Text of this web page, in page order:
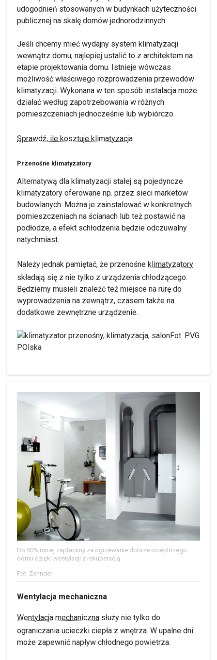
udogodnień stosowanych w budynkach użyteczności
publicznej na skalę domów jednorodzinnych.
Jeśli chcemy mieć wydajny system klimatyzacji
wewnątrz domu, najlepiej ustalić to z architektem na
etapie projektowania domu. Istnieje wówczas
możliwość właściwego rozprowadzenia przewodów
klimatyzacji. Wykonana w ten sposób instalacja może
działać według zapotrzebowania w różnych
pomieszczeniach jednocześnie lub wybiórczo.
Sprawdź, ile kosztuje klimatyzacja
Przenośne klimatyzatory
Alternatywą dla klimatyzacji stałej są pojedyncze
klimatyzatory oferowane np. przez sieci marketów
budowlanych. Można je zainstalować w konkretnych
pomieszczeniach na ścianach lub też postawić na
podłodze, a efekt schłodzenia będzie odczuwalny
natychmiast.
Należy jednak pamiętać, że przenośne klimatyzatory
składają się z nie tylko z urządzenia chłodzącego.
Będziemy musieli znaleźć też miejsce na rurę do
wyprowadzenia na zewnątrz, czasem także na
dodatkowe zewnętrzne urządzenie.
Fot. PVG
POlska
Do 50% mniej zapłacimy za ogrzewanie dobrze ocieplonego
domu dzięki wentylacji z rekuperacją
Fot. Zehnder
Wentylacja mechaniczna
Wentylacja mechaniczna służy nie tylko do
ograniczania ucieczki ciepła z wnętrza. W upalne dni
może zapewnić napływ chłodnego powietrza.